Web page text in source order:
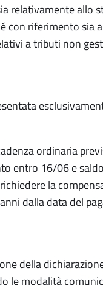
relativamente allo
con riferimento sia
a tributi non
ordinaria
entro 16/06 e
la
dalla data del
della
le modalità